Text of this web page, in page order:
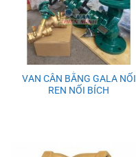
VAN CÂN BẰNG GALA NỐI
REN NỐI BÍCH